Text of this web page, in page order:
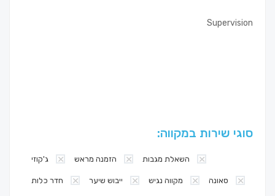
Supervision
סוגי שירות במקווה:
ג'קוזי הזמנה מראש השאלת מגבות
חדר כלות ייבוש שיער מקווה נגיש סאונה